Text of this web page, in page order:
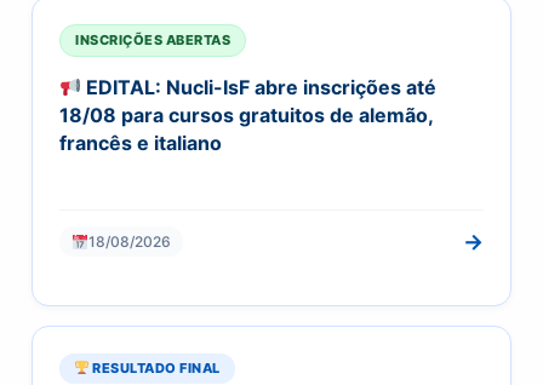
INSCRIÇÕES ABERTAS
EDITAL: Nucli-IsF abre inscrições até
18/08 para cursos gratuitos de alemão,
francês e italiano
18/08/2026 →
RESULTADO FINAL